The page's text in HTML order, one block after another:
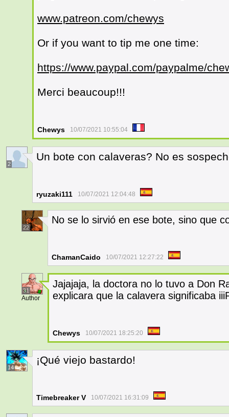
www.patreon.com/chewys
Or if you want to tip me one time:
https://www.paypal.com/paypalme/
Merci beaucoup!!!
Chewys 10/07/2021 10:55:04
2
Un bote con calaveras? No es
ryuzaki111 10/07/2021 12:04:48
22
No se lo sirvió en ese bote, sino que
ChamanCaido 10/07/2021 12:27:22
31
Author
Jajajaja, la doctora no lo tuvo a Don
explicara que la calavera significaba
Chewys 10/07/2021 18:25:20
14
¡Qué viejo bastardo!
Timebreaker V 10/07/2021 16:31:09